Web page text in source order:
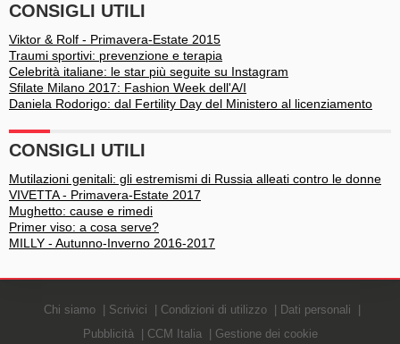
CONSIGLI UTILI
Viktor & Rolf - Primavera-Estate 2015
Traumi sportivi: prevenzione e terapia
Celebrità italiane: le star più seguite su Instagram
Sfilate Milano 2017: Fashion Week dell'A/I
Daniela Rodorigo: dal Fertility Day del Ministero al licenziamento
CONSIGLI UTILI
Mutilazioni genitali: gli estremismi di Russia alleati contro le donne
VIVETTA - Primavera-Estate 2017
Mughetto: cause e rimedi
Primer viso: a cosa serve?
MILLY - Autunno-Inverno 2016-2017
Chi siamo Scrivici Condizioni di utilizzo
Dati personali
Pubblicità
CCM Italia Gestione dei cookie